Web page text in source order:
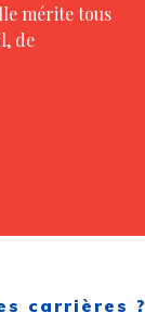
mérite tous
de
carrières ?